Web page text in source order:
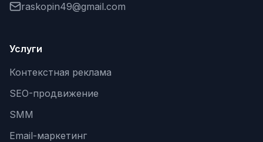
raskopin49@gmail.com
Услуги
Контекстная реклама
SEO-продвижение
SMM
Email-маркетинг